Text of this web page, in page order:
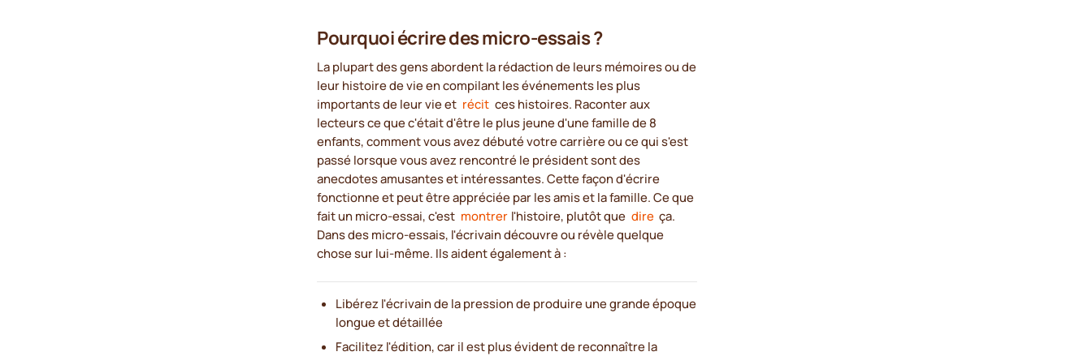
Pourquoi écrire des micro-essais ?
La plupart des gens abordent la rédaction de leurs mémoires ou de
leur histoire de vie en compilant les événements les plus
importants de leur vie et récit ces histoires. Raconter aux
lecteurs ce que c'était d'être le plus jeune d'une famille de 8
enfants, comment vous avez débuté votre carrière ou ce qui s'est
passé lorsque vous avez rencontré le président sont des
anecdotes amusantes et intéressantes. Cette façon d'écrire
fonctionne et peut être appréciée par les amis et la famille. Ce que
fait un micro-essai, c'est montrer l'histoire, plutôt que dire ça.
Dans des micro-essais, l'écrivain découvre ou révèle quelque
chose sur lui-même. Ils aident également à :
Libérez l'écrivain de la pression de produire une grande époque
longue et détaillée
Facilitez l'édition, car il est plus évident de reconnaître la